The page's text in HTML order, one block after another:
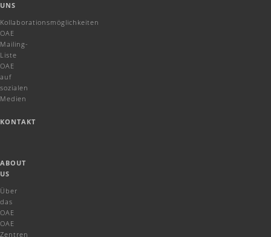
UNS
Kollaborationsmöglichkeiten
OAE
Mailing-
Liste
OAE
auf
sozialen
Medien
KONTAKT
ABOUT
US
Über
das
OAE
OAE
Zentren